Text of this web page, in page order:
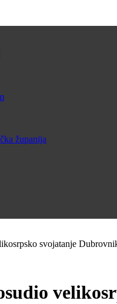
županija
svojatanje